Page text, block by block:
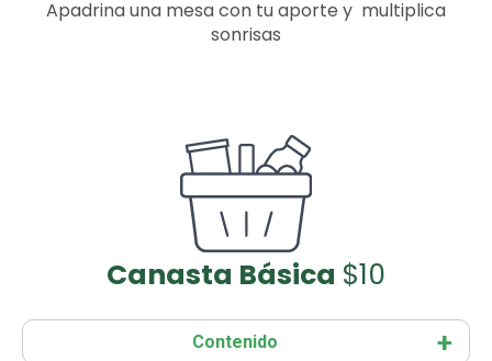
Apadrina una mesa con tu aporte y multiplica
sonrisas
Canasta Básica $10
Contenido